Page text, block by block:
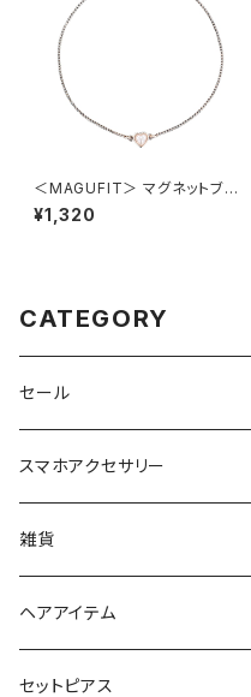
＜MAGUFIT＞ マグネットブレ
スレット ハート AAB0449-PG
（ピンクゴールド）
¥1,320
CATEGORY
セール
スマホアクセサリー
iPhoneケース
スマホリング＆グリップ
マルチショルダー
雑貨
ポーチ
マチ付きポーチ
スマートキーポーチ
ヘアアイテム
静電気軽減ヘアブレスレット
セットピアス